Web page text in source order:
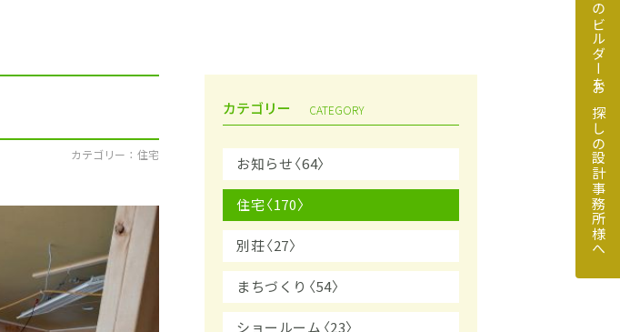
ブログ
地元のビルダーを お探しの設計事務所様へ
カテゴリー ： 住宅
カテゴリー CATEGORY
お知らせ〈64〉
住宅〈170〉
別荘〈27〉
まちづくり〈54〉
ショールーム〈23〉
地元のビルダーをお探しの設計事務所様へ